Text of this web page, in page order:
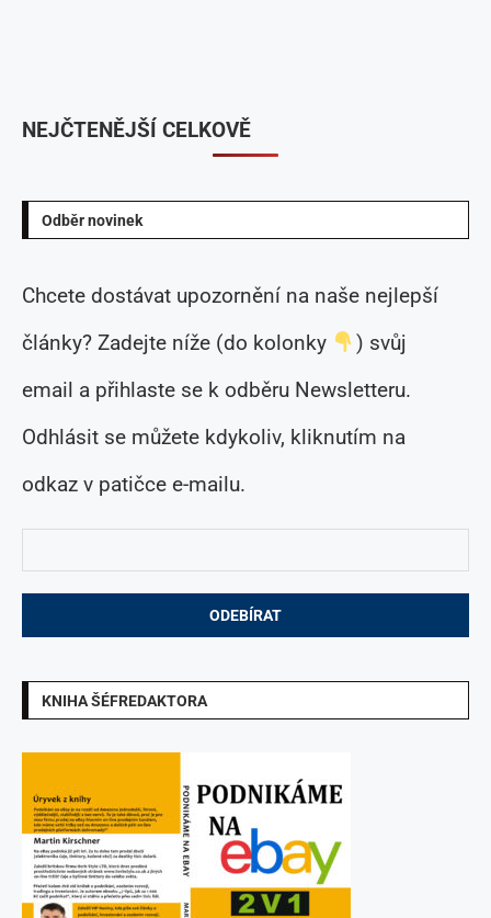
Odběr novinek
Chcete dostávat upozornění na naše nejlepší
články? Zadejte níže (do kolonky
) svůj
email a přihlaste se k odběru Newsletteru.
Odhlásit se můžete kdykoliv, kliknutím na
odkaz v patičce e-mailu.
KNIHA ŠÉFREDAKTORA
NEJČTENĚJŠÍ CELKOVĚ